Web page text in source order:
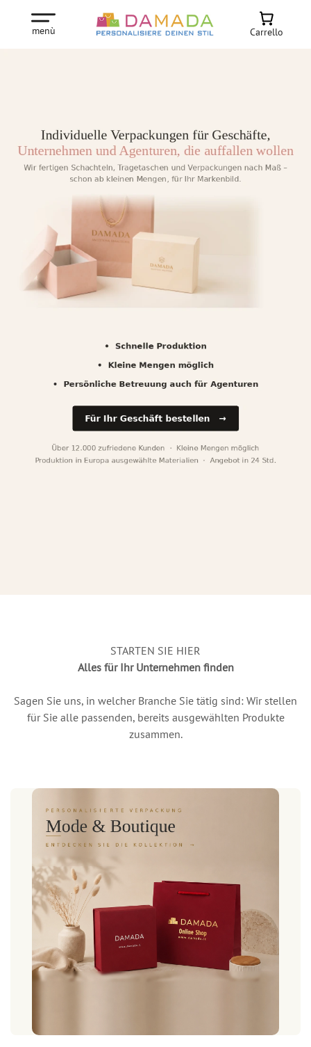
menù Carrello
STARTEN SIE HIER
Alles für Ihr Unternehmen finden
Sagen Sie uns, in welcher Branche Sie tätig sind: Wir stellen
für Sie alle passenden, bereits ausgewählten Produkte
zusammen.